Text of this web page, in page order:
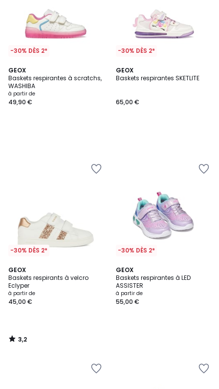
-30% DÈS 2*
GEOX
Baskets respirantes à scratchs,
WASHIBA
à partir de
49,90 €
-30% DÈS 2*
GEOX
Baskets respirantes SKETLITE
65,00 €
-30% DÈS 2*
GEOX
Baskets respirants à velcro
Eclyper
à partir de
45,00 €
3,2
/ 5
3,2
/
-30% DÈS 2*
GEOX
Baskets respirantes à LED
ASSISTER
à partir de
55,00 €